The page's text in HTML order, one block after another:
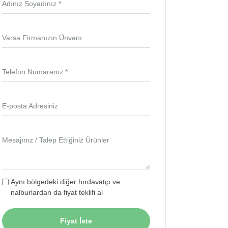
Adınız Soyadınız *
Varsa Firmanızın Ünvanı
Telefon Numaranız *
E-posta Adresiniz
Mesajınız / Talep Ettiğiniz Ürünler
Aynı bölgedeki diğer hırdavatçı ve
nalburlardan da fiyat teklifi al
Fiyat İste